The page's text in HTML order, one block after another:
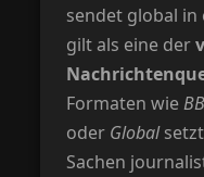
sendet global in
gilt als eine der
Formaten wie
oder Global
Sachen